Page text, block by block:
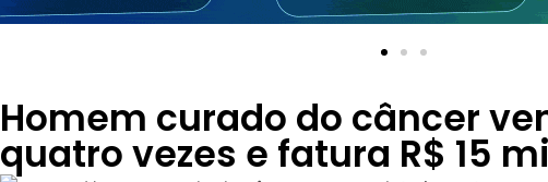
Homem curado do câncer
quatro vezes e fatura R$ 15